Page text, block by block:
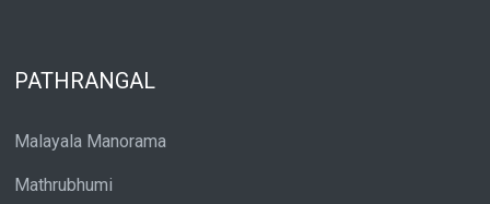
PATHRANGAL
Malayala Manorama
Mathrubhumi